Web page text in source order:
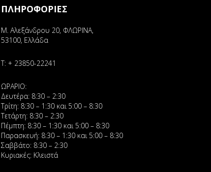
ΠΛΗΡΟΦΟΡΙΕΣ
Μ. Αλεξάνδρου 20, ΦΛΩΡΙΝΑ,
53100, Ελλάδα
Τ: + 23850-22241
ΩΡΑΡΙΟ:
Δευτέρα: 8:30 – 2:30
Τρίτη: 8:30 – 1:30 και 5:00 – 8:30
Τετάρτη: 8:30 – 2:30
Πέμπτη: 8:30 – 1:30 και 5:00 – 8:30
Παρασκευή: 8:30 – 1:30 και 5:00 – 8:30
Σαββάτο: 8:30 – 2:30
Κυριακές: Κλειστά